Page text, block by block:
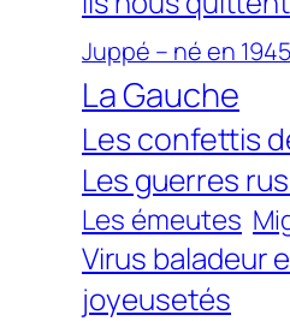
Juppé – né en 1945
La Gauche
Les confettis
Les guerres
Les émeutes
Virus baladeur
joyeusetés